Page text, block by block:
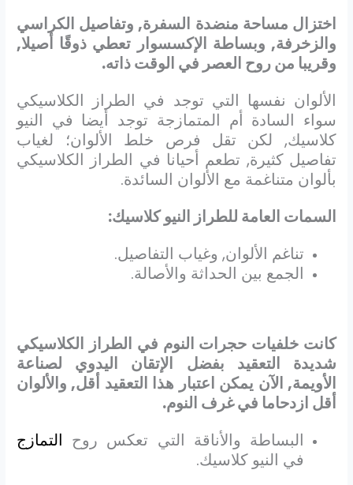
اختزال مساحة منضدة السفرة, وتفاصيل الكراسي
والزخرفة, وبساطة الإكسسوار تعطي ذوقًا أصيلا,
وقريبا من روح العصر في الوقت ذاته.
الألوان نفسها التي توجد في الطراز الكلاسيكي
سواء السادة أم المتمازجة توجد أيضا في النيو
كلاسيك, لكن تقل فرص خلط الألوان؛ لغياب
تفاصيل كثيرة, تطعم أحيانا في الطراز الكلاسيكي
بألوان متناغمة مع الألوان السائدة.
السمات العامة للطراز النيو كلاسيك:
تناغم الألوان, وغياب التفاصيل.
الجمع بين الحداثة والأصالة.
كانت خلفيات حجرات النوم في الطراز الكلاسيكي
شديدة التعقيد بفضل الإتقان اليدوي لصناعة
الأويمة, الآن يمكن اعتبار هذا التعقيد أقل, والألوان
أقل ازدحاما في غرف النوم.
البساطة والأناقة التي تعكس روح التمازج
في النيو كلاسيك.